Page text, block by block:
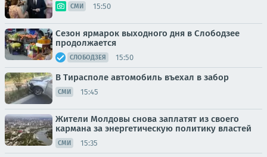
СМИ 15:50
Сезон ярмарок выходного дня в Слободзее
продолжается
СЛОБОДЗЕЯ 15:50
В Тирасполе автомобиль въехал в забор
СМИ 15:45
Жители Молдовы снова заплатят из своего
кармана за энергетическую политику властей
СМИ 15:35